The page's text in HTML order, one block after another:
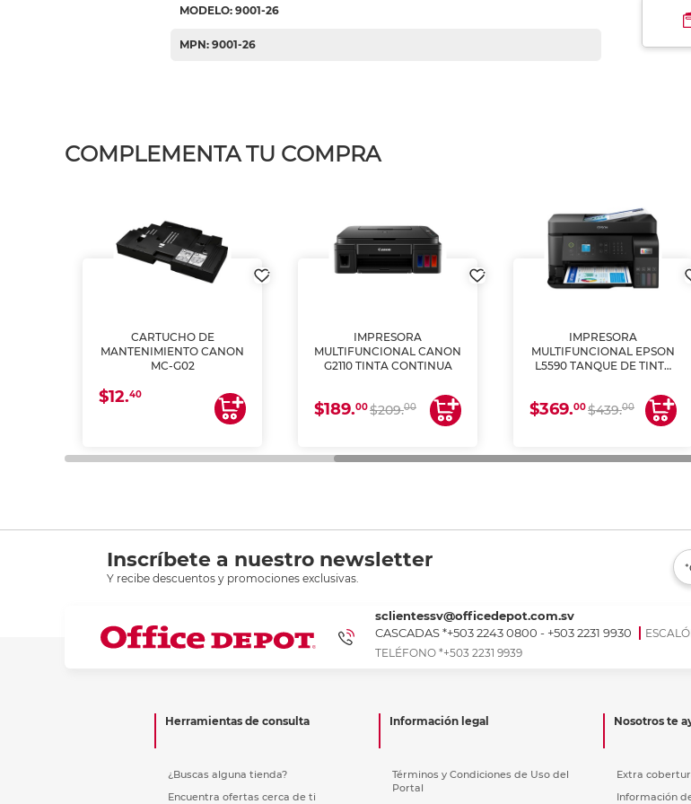
MODELO: 9001-26
MPN: 9001-26
COMPLEMENTA TU COMPRA
CARTUCHO DE
MANTENIMIENTO CANON
MC-G02
$12.40
IMPRESORA
MULTIFUNCIONAL CANON
G2110 TINTA CONTINUA
$189.00$209.00
IMPRESORA
MULTIFUNCIONAL EPSON
L5590 TANQUE DE TINTA
$369.00$439.00
Inscríbete a nuestro newsletter
Y recibe descuentos y promociones exclusivas.
sclientessv@officedepot.com.sv
CASCADAS *+503 2243 0800 - +503 2231 9930
TELÉFONO *+503 2231 9939
Herramientas de consulta
¿Buscas alguna tienda?
Encuentra ofertas cerca de ti
Información legal
Términos y Condiciones de Uso del
Portal
Nosotros te
Extra
Información